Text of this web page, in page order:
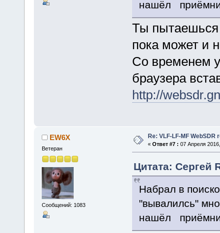
нашёл
Ты пытаешься
пока может и
Со временем
браузера
http://
EW6X
Ветеран
Сообщений: 1083
Re: VLF-LF-MF
« Ответ #7 : 07 Апреля
Цитата: Сергей
Набрал в
"вывалилсь"
нашёл